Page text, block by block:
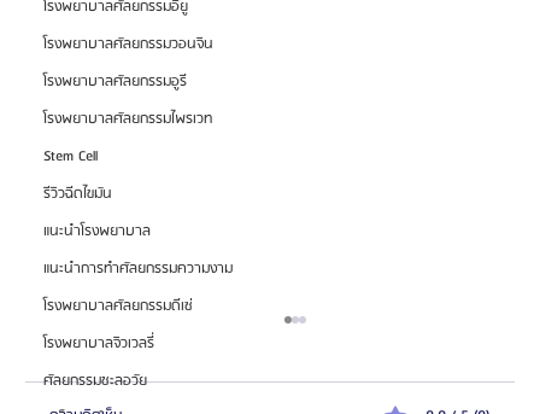
โรงพยาบาลศัลยกรรมอียู
โรงพยาบาลศัลยกรรมวอนจิน
โรงพยาบาลศัลยกรรมอูรี
โรงพยาบาลศัลยกรรมไพรเวท
Stem Cell
รีวิวฉีดไขมัน
แนะนำโรงพยาบาล
แนะนำการทำศัลยกรรมความงาม
โรงพยาบาลศัลยกรรมดีเซ่
โรงพยาบาลจิวเวลรี่
ศัลยกรรมชะลอวัย